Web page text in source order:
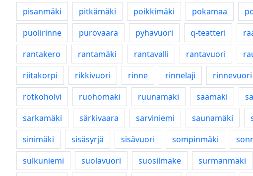
pisanmäki
pitkämäki poikkimäki pokamaa
puolirinne
purovaara pyhävuori q-teatteri
rantakero
rantamäki rantavalli rantavuori
riitakorpi
rikkivuori rinne rinnelaji rinnevuori
rotkoholvi
ruohomäki ruunamäki säämäki
sarkamäki
särkivaara sarviniemi saunamäki
sinimäki
sisäsyrjä sisävuori sompinmäki
sulkuniemi
suolavuori suosilmäke surmanmäki